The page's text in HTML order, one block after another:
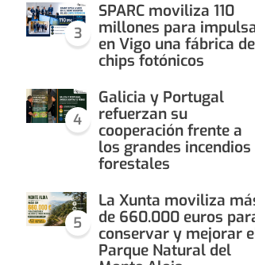
3
SPARC moviliza 110
millones para
en Vigo una fábrica de
chips fotónicos
4
Galicia y Portugal
refuerzan su
cooperación frente a
los grandes incendios
forestales
5
La Xunta moviliza
de 660.000 euros
conservar y mejorar
Parque Natural del